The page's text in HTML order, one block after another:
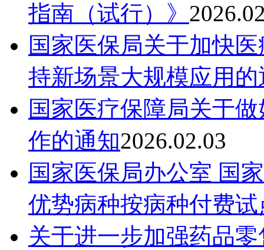
指南（试行）》
国家医保局关于加快
持新场景大规模应用的
国家医疗保障局关于
作的通知2026.02.03
国家医保局办公室 国
优势病种按病种付费
关于进一步加强药品